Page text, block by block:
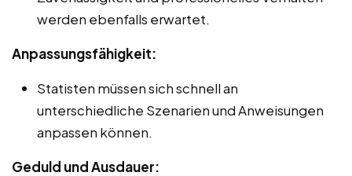
werden ebenfalls erwartet.
Anpassungsfähigkeit:
Statisten müssen sich schnell an
unterschiedliche Szenarien und Anweisungen
anpassen können.
Geduld und Ausdauer: